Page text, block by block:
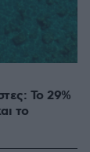
Το 29%
το